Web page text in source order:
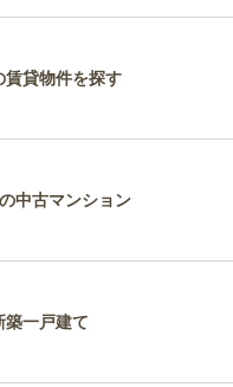
貸物件を探す
中古マンション
一戸建て